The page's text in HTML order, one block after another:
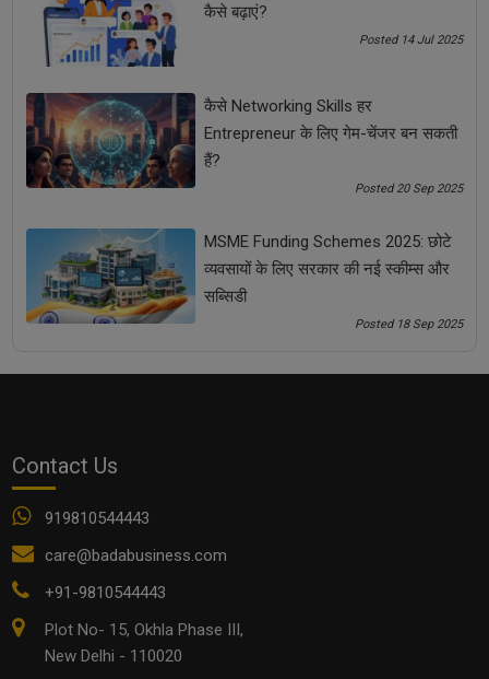
कैसे Networking Skills हर Entrepreneur के लिए गेम-चेंजर बन
MSME Funding Schemes 2025: छोटे व्यवसायों के लिए
सरकार की नई स्कीम्स और सब्सिडी
कैसे बढ़ाएं?
Posted 14 Jul 2025
कैसे Networking Skills हर
Entrepreneur के लिए गेम-चेंजर बन सकती
हैं?
Posted 20 Sep 2025
MSME Funding Schemes 2025: छोटे
व्यवसायों के लिए सरकार की नई स्कीम्स और
सब्सिडी
Posted 18 Sep 2025
Contact Us
919810544443
care@badabusiness.com
+91-9810544443
Plot No- 15, Okhla Phase III,
New Delhi - 110020